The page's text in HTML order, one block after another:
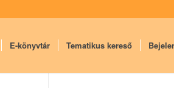
E-könyvtár Tematikus kereső